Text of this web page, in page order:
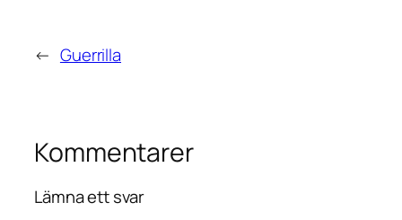
← Guerrilla
Kommentarer
Lämna ett svar